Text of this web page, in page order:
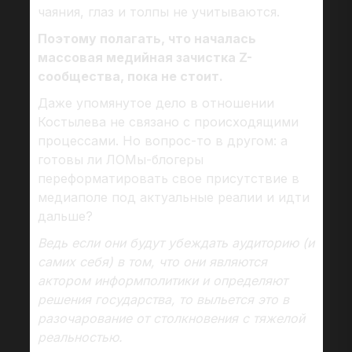
чаяния, глаз и толпы не учитываются.
Поэтому полагать, что началась
массовая медийная зачистка Z-
сообщества, пока не стоит.
Даже упомянутое дело в отношении
Костылева не связано с происходящими
процессами. Но вопрос-то в другом: а
готовы ли ЛОМы-блогеры
переформатировать свое присутствие в
медиаполе под актуальные реалии и идти
дальше?
Ведь если они будут убеждать аудиторию (и
самих себя) в том, что они являются
актором информполитики и определяют
решения государства, то выльется это в
разочарование от столкновения с тяжелой
реальностью.